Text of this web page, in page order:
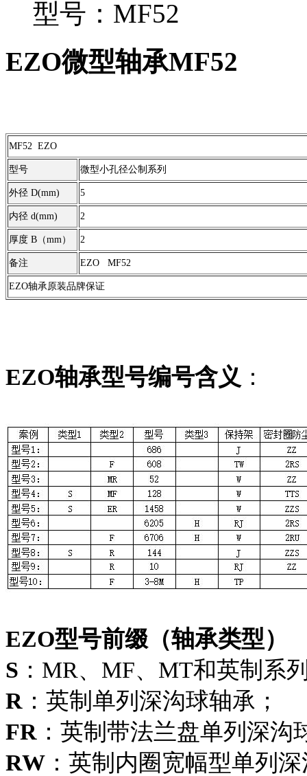
型号：MF52
EZO微型轴承MF52
MF52 EZO
型号 微型小孔径公制系列
外径 D(mm) 5
内径 d(mm) 2
厚度 B（mm） 2
备注 EZO MF52
EZO轴承原装品牌保证
EZO轴承型号编号含义 ：
EZO型号前缀（轴承类型）
S ：MR、MF、MT和英制系
R ：英制单列深沟球轴承；
FR ：英制带法兰盘单列深沟
RW ：英制内圈宽幅型单列